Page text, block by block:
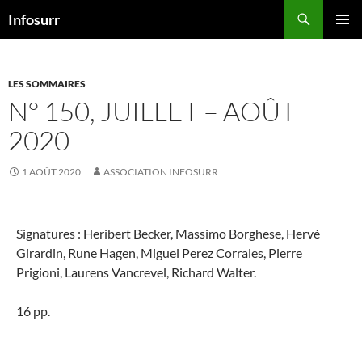
auInfosurr
LES SOMMAIRES
N° 150, JUILLET – AOÛT
2020
1 AOÛT 2020 ASSOCIATION INFOSURR
Signatures : Heribert Becker, Massimo Borghese, Hervé
Girardin, Rune Hagen, Miguel Perez Corrales, Pierre
Prigioni, Laurens Vancrevel, Richard Walter.
16 pp.